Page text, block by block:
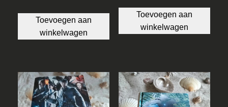
Toevoegen aan
winkelwagen
Toevoegen aan
winkelwagen